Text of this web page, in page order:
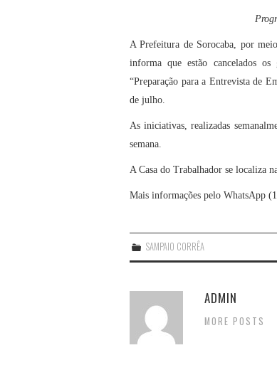
A Prefeitura de Sorocaba, por
informa que estão cancelados os
“Preparação para a Entrevista de
de julho.
As iniciativas ,realizadas
semana.
A Casa do Trabalhador se localiza
Mais informações pelo WhatsApp
SAMPAIO CORRÊA
ADMIN
MORE POSTS